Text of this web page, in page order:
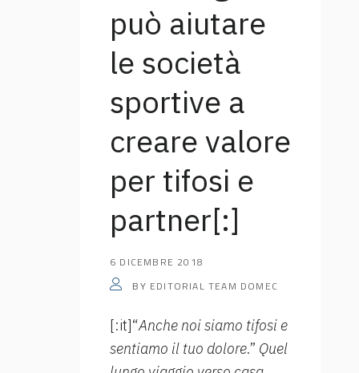
può aiutare
le società
sportive a
creare valore
per tifosi e
partner[:]
6 DICEMBRE 2018
BY EDITORIAL TEAM DOMEC
[:it]“Anche noi siamo tifosi e
sentiamo il tuo dolore.” Quel